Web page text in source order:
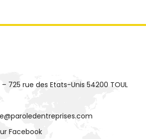
– 725 rue des Etats-Unis 54200 TOUL
@
Facebook